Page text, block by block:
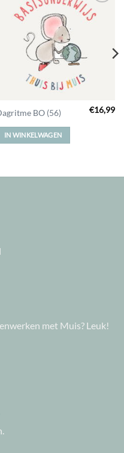
Toevoegen
aan
BO (56) €16,99
IN WINKELWAGEN
met Muis? Leuk!